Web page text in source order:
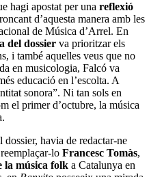
hagi apostat per una reflexió
d’aquesta manera amb les
de Música d’Arrel. En
del dossier va prioritzar els
i també aquelles veus que no
en musicologia, Falcó va
educació en l’escolta. A
sonora”. Ni tan sols en
el primer d’octubre, la música
dossier, havia de redactar-ne
lo Francesc Tomàs,
la música folk a Catalunya en